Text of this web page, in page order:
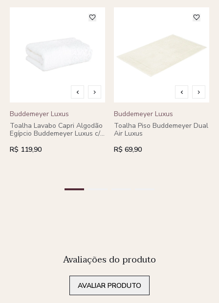
Buddemeyer Luxus
Toalha Lavabo Capri Algodão
Egípcio Buddemeyer Luxus c/
R$ 119,90
Buddemeyer Luxus
Toalha Piso Buddemeyer Dual
Air Luxus
R$ 69,90
Avaliações do produto
AVALIAR PRODUTO